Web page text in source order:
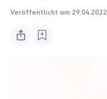
Veröffentlicht am 29.04.2022